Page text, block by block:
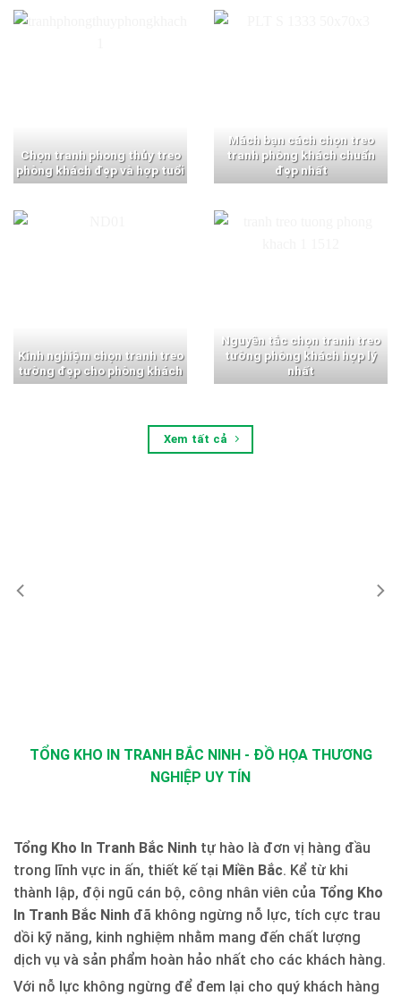
Chọn tranh phong thủy treo
phòng khách đẹp và hợp tuổi
Mách bạn cách chọn treo
tranh phòng khách chuẩn
đẹp nhất
Kinh nghiệm chọn tranh treo
tường đẹp cho phòng khách
Nguyên tắc chọn tranh treo
tường phòng khách hợp lý
nhất
Xem tất cả
TỔNG KHO IN TRANH BẮC NINH - ĐỒ HỌA THƯƠNG
NGHIỆP UY TÍN
Tổng Kho In Tranh Bắc Ninh tự hào là đơn vị hàng đầu
trong lĩnh vực in ấn, thiết kế tại Miền Bắc. Kể từ khi
thành lập, đội ngũ cán bộ, công nhân viên của Tổng Kho
In Tranh Bắc Ninh đã không ngừng nỗ lực, tích cực trau
dồi kỹ năng, kinh nghiệm nhằm mang đến chất lượng
dịch vụ và sản phẩm hoàn hảo nhất cho các khách hàng.
Với nỗ lực không ngừng để đem lại cho quý khách hàng